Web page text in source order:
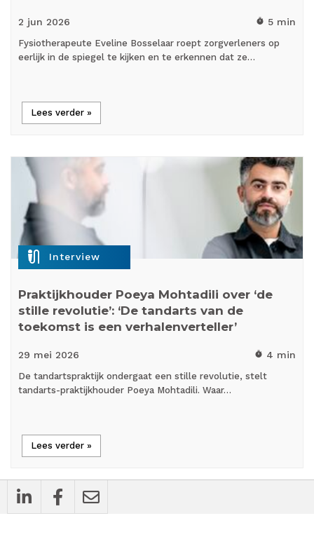
2 jun 2026 timer 5 min
Fysiotherapeute Eveline Bosselaar roept zorgverleners op
eerlijk in de spiegel te kijken en te erkennen dat ze…
Lees verder »
mic_external_on Interview
Praktijkhouder Poeya Mohtadili over ‘de
stille revolutie’: ‘De tandarts van de
toekomst is een verhalenverteller’
29 mei 2026 timer 4 min
De tandartspraktijk ondergaat een stille revolutie, stelt
tandarts-praktijkhouder Poeya Mohtadili. Waar…
Lees verder »